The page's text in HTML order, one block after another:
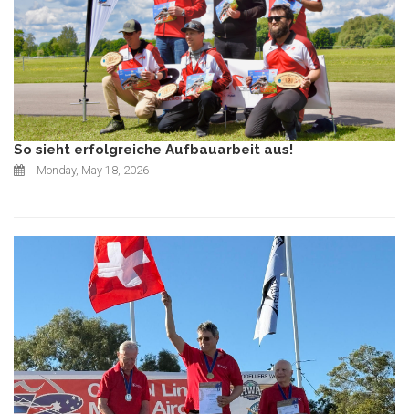
So sieht erfolgreiche Aufbauarbeit aus!
Monday, May 18, 2026